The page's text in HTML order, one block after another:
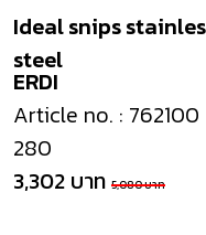
ERDI
Ideal snips
steel
Article no. : 762100
280
3,302 บาท 5,080 บาท